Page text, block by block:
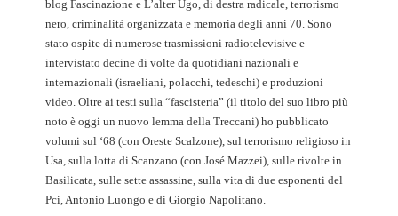
blog Fascinazione e L’alter Ugo, di destra radicale, terrorismo
nero, criminalità organizzata e memoria degli anni 70. Sono
stato ospite di numerose trasmissioni radiotelevisive e
intervistato decine di volte da quotidiani nazionali e
internazionali (israeliani, polacchi, tedeschi) e produzioni
video. Oltre ai testi sulla “fascisteria” (il titolo del suo libro più
noto è oggi un nuovo lemma della Treccani) ho pubblicato
volumi sul ‘68 (con Oreste Scalzone), sul terrorismo religioso in
Usa, sulla lotta di Scanzano (con José Mazzei), sulle rivolte in
Basilicata, sulle sette assassine, sulla vita di due esponenti del
Pci, Antonio Luongo e di Giorgio Napolitano.